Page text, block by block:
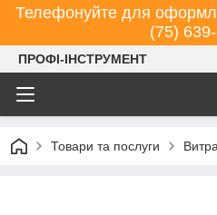
Телефонуйте для
(75)
ПРОФІ-ІНСТРУМЕНТ
Товари та послуги